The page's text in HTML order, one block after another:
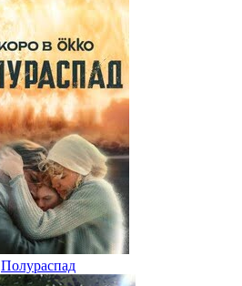
Полураспад